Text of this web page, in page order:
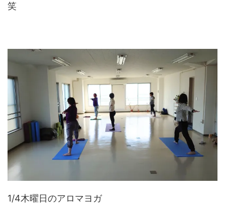
笑
1/4木曜日のアロマヨガ